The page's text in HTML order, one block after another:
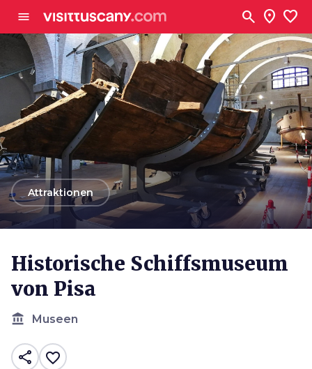
menu search location_on favorite
arrow_backAttraktionen
Historische Schiffsmuseum
von Pisa
account_balance Museen
share favorite_border